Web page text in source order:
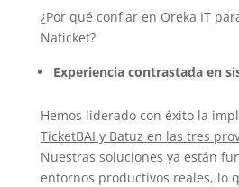
¿Por qué confiar en Oreka IT
Naticket?
Experiencia contrastada en
Hemos liderado con éxito la
TicketBAI y Batuz en las tres
Nuestras soluciones ya están
entornos productivos reales, lo